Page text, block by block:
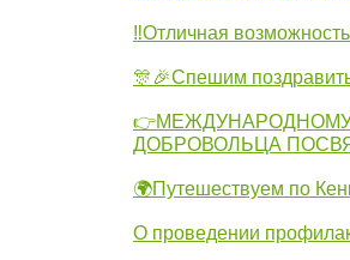
‼Отличная
🎊🎉Спешим
ДОБРОВОЛЬЦА
🌍Путешествуем по
О проведении